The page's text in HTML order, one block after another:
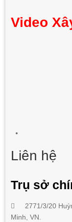
Video
Liên hệ
Trụ sở
2771/3/20
Minh, VN.